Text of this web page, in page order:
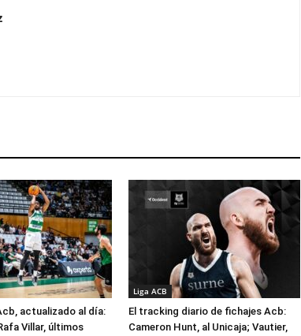
actualizado al día:
Villar, últimos
Liga ACB
El tracking diario de fichajes Acb:
Cameron Hunt, al Unicaja; Vautier,